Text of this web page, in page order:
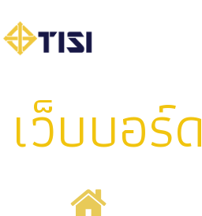
เว็บบอร์ด